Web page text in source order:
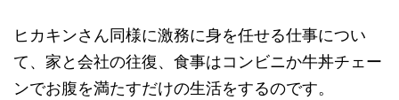
ヒカキンさん同様に激務に身を任せる仕事につい
て、家と会社の往復、食事はコンビニか牛丼チェー
ンでお腹を満たすだけの生活をするのです。